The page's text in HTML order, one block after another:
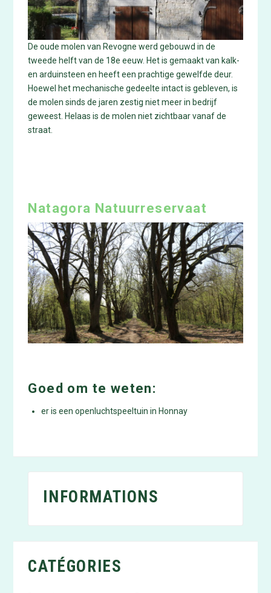
De oude molen van Revogne werd gebouwd in de
tweede helft van de 18e eeuw. Het is gemaakt van kalk-
en arduinsteen en heeft een prachtige gewelfde deur.
Hoewel het mechanische gedeelte intact is gebleven, is
de molen sinds de jaren zestig niet meer in bedrijf
geweest. Helaas is de molen niet zichtbaar vanaf de
straat.
Natagora Natuurreservaat
Goed om te weten:
er is een openluchtspeeltuin in Honnay
INFORMATIONS
CATÉGORIES